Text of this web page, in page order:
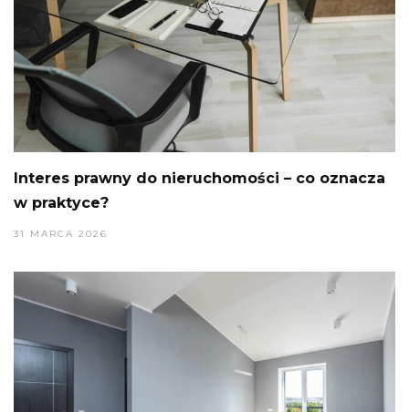
Interes prawny do nieruchomości – co oznacza
w praktyce?
31 MARCA 2026